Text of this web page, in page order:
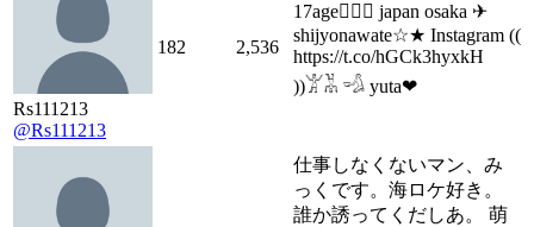
Rs111213
@Rs111213
182 2,536
17age🏄🏽‍♀️ japan osaka ✈
shijyonawate☆★ Instagram ((
https://t.co/hGCk3hyxkH
))𓀠𓀡 𓁉 yuta❤︎
仕事しなくないマン、み
っくです。海ロケ好き。
誰か誘ってくだしあ。 萌